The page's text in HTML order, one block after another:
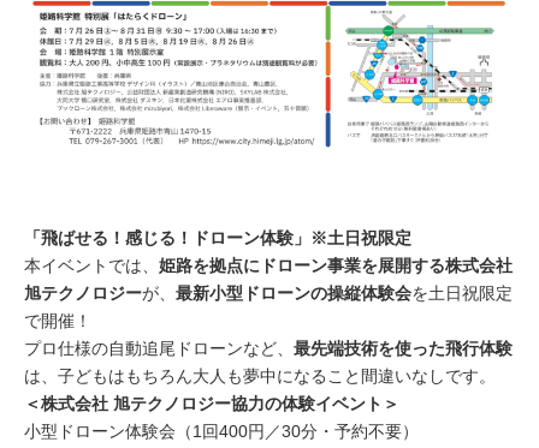
「飛ばせる！感じる！ドローン体験」※土日祝限定
本イベントでは、 姫路を拠点にドローン事業を展開する株式会社
旭テクノロジーが、 最新小型ドローンの操縦体験会を土日祝限定
で開催！
プロ仕様の自動追尾ドローンなど、 最先端技術を使った飛行体験
は、子どもはもちろん大人も夢中になること間違いなしです。
＜株式会社 旭テクノロジー協力の体験イベント＞
小型ドローン体験会（1回400円／30分・予約不要）